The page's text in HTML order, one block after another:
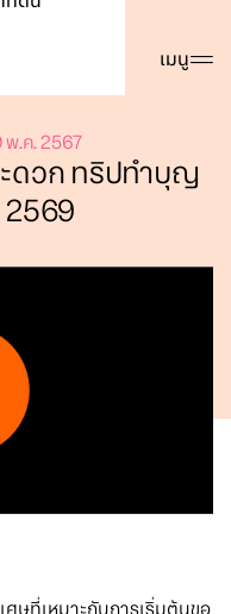
เมนู
พ.ค. 2567
ะดวก ทริปทำบุญ
2569
ษที่เหมาะกับการเริ่มต้นขอ